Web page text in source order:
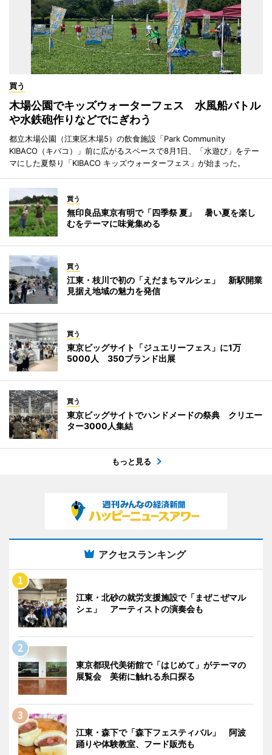
買う
木場公園でキッズウォーターフェス 水風船バトル
や水鉄砲作りなどでにぎわう
都立木場公園（江東区木場5）の飲食施設「Park Community
KIBACO（キバコ）」前に広がるスペースで8月1日、「水遊び」をテー
マにした夏祭り「KIBACO キッズウォーターフェス」が始まった。
買う
無印良品東京有明で「四季祭 夏」 暑い夏を楽し
むをテーマに味覚集める
買う
江東・枝川で初の「えだまちマルシェ」 新駅開業
見据え地域の魅力を発信
買う
東京ビッグサイト「ジュエリーフェス」に1万
5000人 350ブランド出展
買う
東京ビッグサイトでハンドメードの祭典 クリエー
ター3000人集結
もっと見る
アクセスランキング
江東・北砂の就労支援施設で「まぜこぜマル
シェ」 アーティストの演奏会も
東京都現代美術館で「はじめて」がテーマの
展覧会 美術に触れる糸口探る
江東・森下で「森下フェスティバル」 阿波
踊りや体験教室、フード販売も